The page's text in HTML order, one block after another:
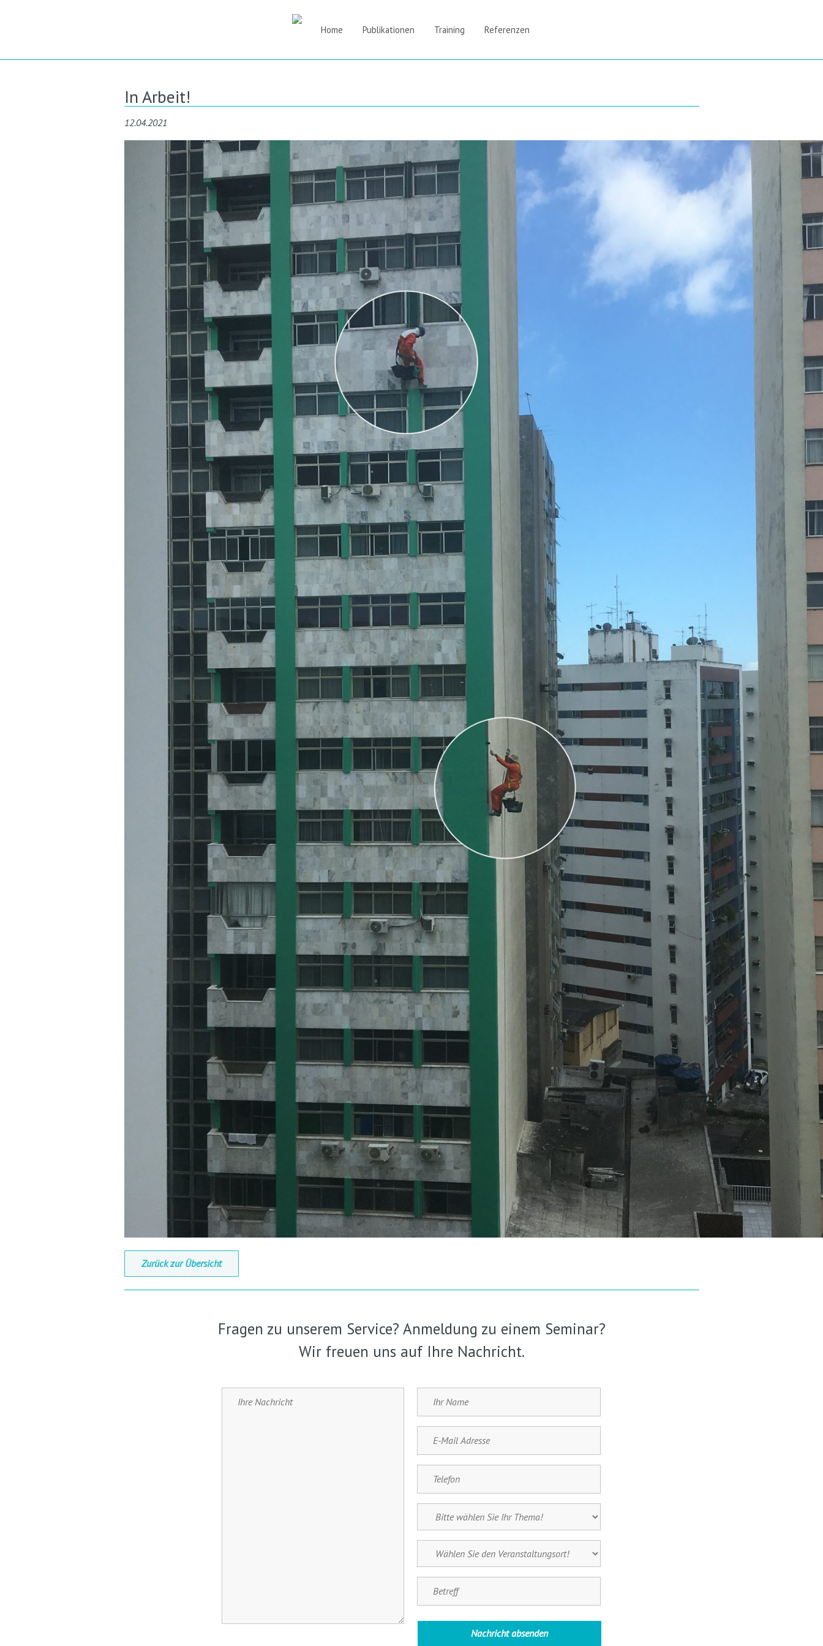
Home Publikationen Training Referenzen
In Arbeit!
12.04.2021
Zurück zur Übersicht
Fragen zu unserem Service? Anmeldung zu einem Seminar?
Wir freuen uns auf Ihre Nachricht.